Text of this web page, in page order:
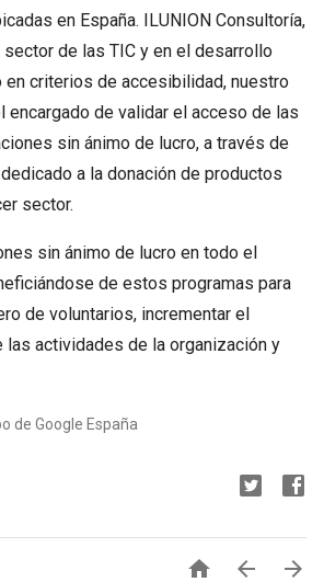
en España. ILUNION Consultoría,
de las TIC y en el desarrollo
criterios de accesibilidad, nuestro
encargado de validar el acceso de las
sin ánimo de lucro, a través de
a la donación de productos
sector.
sin ánimo de lucro en todo el
de estos programas para
de voluntarios, incrementar el
actividades de la organización y
de Google España
  